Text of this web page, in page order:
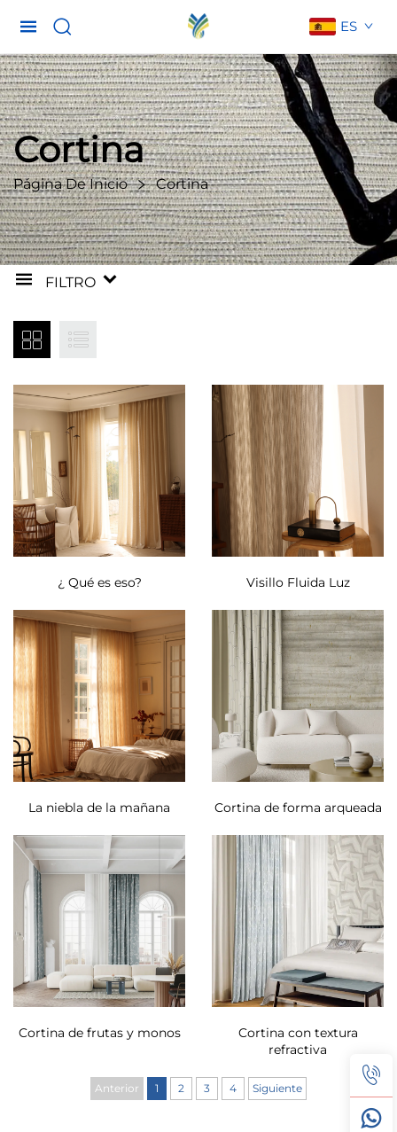
ES
Cortina
Página De Inicio Cortina
FILTRO
¿ Qué es eso? Visillo Fluida Luz
La niebla de la mañana Cortina de forma arqueada
Cortina de frutas y monos
Cortina con textura
refractiva
Anterior 1 2 3 4 Siguiente